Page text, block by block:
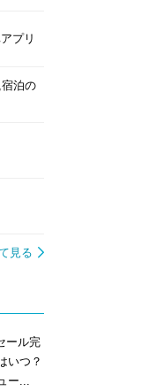
プリ
泊の
見る
ール完
いつ？
ー...